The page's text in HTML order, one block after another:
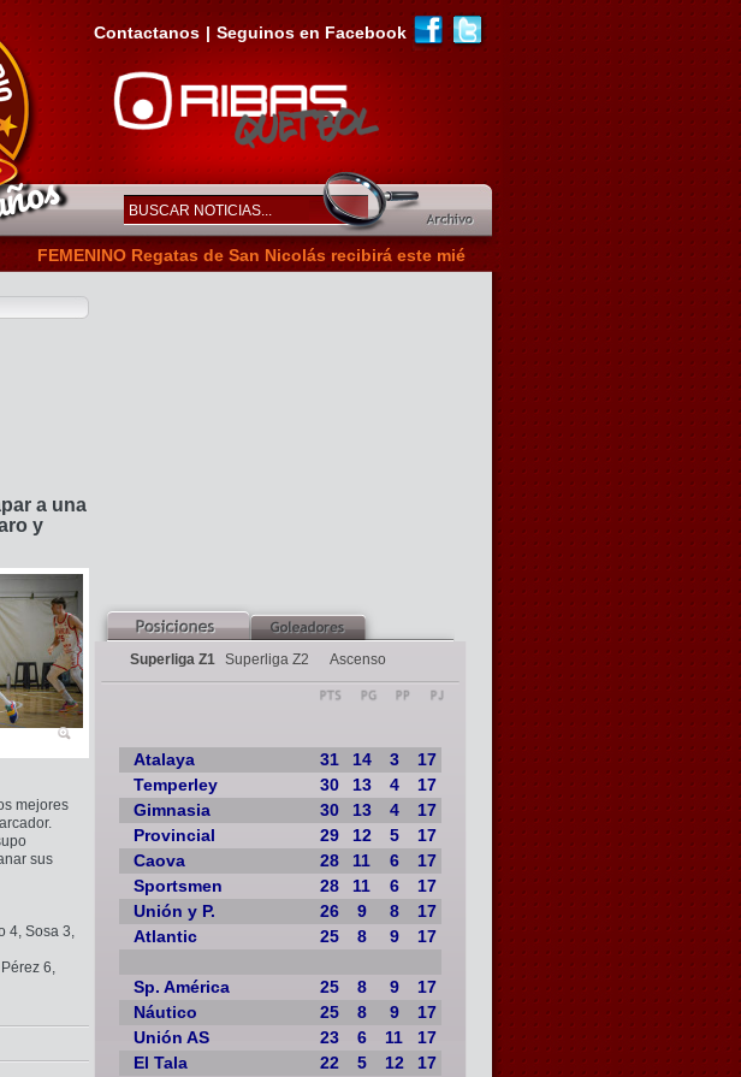
Contactanos | Seguinos en Facebook
FEMENINO Regatas de San Nicolás recibirá este miércoles a Talleres .:|:. FEMENINO
Superliga Z1 Superliga Z2 Ascenso
Atalaya 31 14 3
17
Temperley
30 13 4
17
Gimnasia
30 13 4
17
Provincial
29 12 5
17
Caova
28 11 6
17
Sportsmen
28 11 6
17
Unión y P.
26 9 8
17
Atlantic
25 8 9 17
Sp. América 25 8 9
17
Náutico
25 8 9
17
Unión AS
23 6 11
17
El Tala
22 5 12
17
a una
y
mejores
sus
4, Sosa 3,
6,